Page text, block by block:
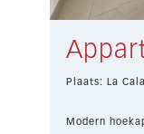
Plaats: La
Modern